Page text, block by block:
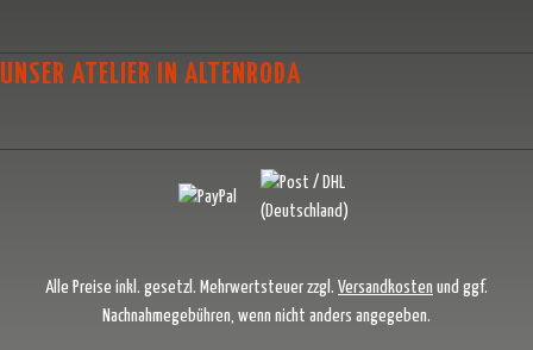
UNSER ATELIER IN ALTENRODA
Alle Preise inkl. gesetzl. Mehrwertsteuer zzgl. Versandkosten und ggf.
Nachnahmegebühren, wenn nicht anders angegeben.